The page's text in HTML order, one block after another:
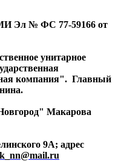
Эл № ФС 77-59166 от
унитарное
компания". Главный
Макарова
9А; адрес